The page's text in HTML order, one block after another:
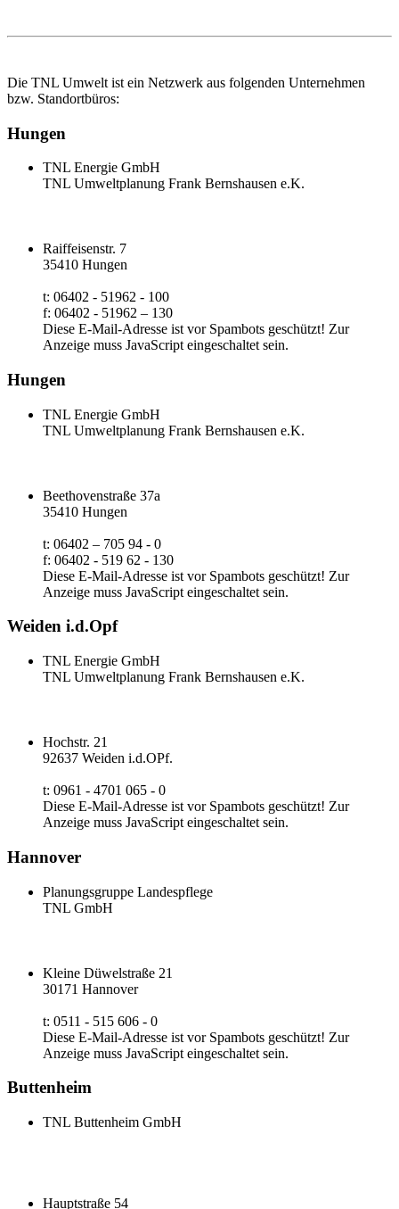
Die TNL Umwelt ist ein Netzwerk aus folgenden Unternehmen
bzw. Standortbüros:
Hungen
TNL Energie GmbH
TNL Umweltplanung Frank Bernshausen e.K.
Raiffeisenstr. 7
35410 Hungen
t: 06402 - 51962 - 100
f: 06402 - 51962 – 130
Diese E-Mail-Adresse ist vor Spambots geschützt! Zur
Anzeige muss JavaScript eingeschaltet sein.
Hungen
TNL Energie GmbH
TNL Umweltplanung Frank Bernshausen e.K.
Beethovenstraße 37a
35410 Hungen
t: 06402 – 705 94 - 0
f: 06402 - 519 62 - 130
Diese E-Mail-Adresse ist vor Spambots geschützt! Zur
Anzeige muss JavaScript eingeschaltet sein.
Weiden i.d.Opf
TNL Energie GmbH
TNL Umweltplanung Frank Bernshausen e.K.
Hochstr. 21
92637 Weiden i.d.OPf.
t: 0961 - 4701 065 - 0
Diese E-Mail-Adresse ist vor Spambots geschützt! Zur
Anzeige muss JavaScript eingeschaltet sein.
Hannover
Planungsgruppe Landespflege
TNL GmbH
Kleine Düwelstraße 21
30171 Hannover
t: 0511 - 515 606 - 0
Diese E-Mail-Adresse ist vor Spambots geschützt! Zur
Anzeige muss JavaScript eingeschaltet sein.
Buttenheim
TNL Buttenheim GmbH
Hauptstraße 54